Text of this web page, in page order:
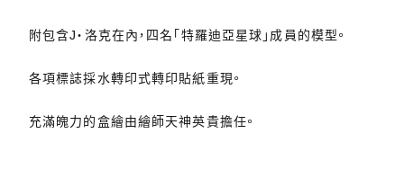
附包含J‧洛克在內，四名「特羅迪亞星球」成員的模型。
各項標誌採水轉印式轉印貼紙重現。
充滿魄力的盒繪由繪師天神英貴擔任。